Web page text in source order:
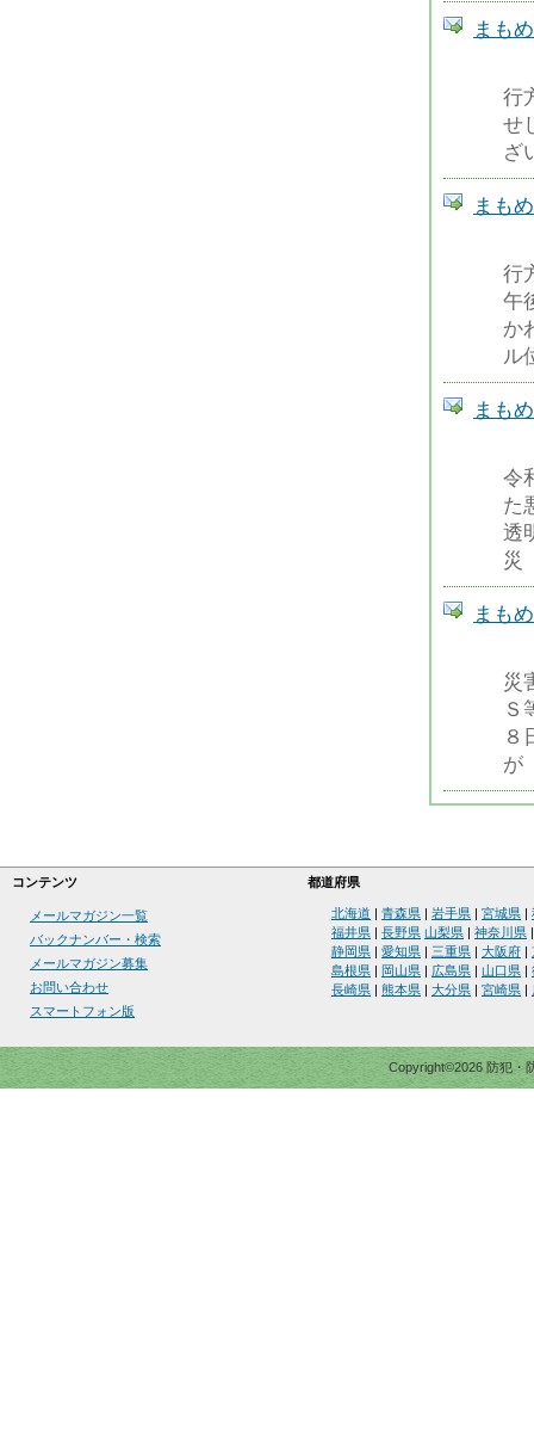
まも
行
せ
ざ
まも
行
午
か
ル
まも
令
た
透
災
まも
災
Ｓ
８
が
コンテンツ 都道府県
メールマガジン一覧
バックナンバー・検索
メールマガジン募集
お問い合わせ
スマートフォン版
北海道 青森県 岩手県 宮城県
福井県
長野県 山梨県 神奈川県
静岡県
愛知県 三重県 大阪府
島根県
岡山県 広島県 山口県
長崎県
熊本県 大分県 宮崎県
Copyright©2026 防犯・